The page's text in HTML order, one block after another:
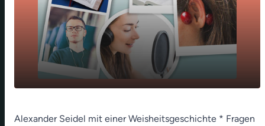
play_arrow
Alexander Seidel mit einer Weisheitsgeschichte * Fragen